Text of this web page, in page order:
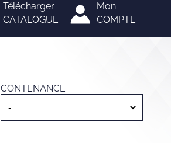
Télécharger
CATALOGUE
Mon
COMPTE
CONTENANCE